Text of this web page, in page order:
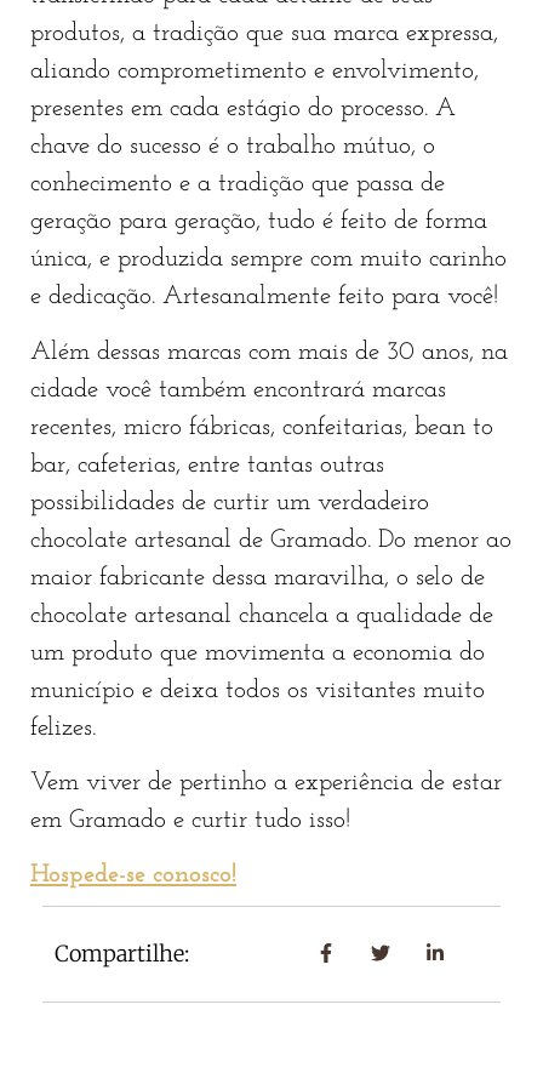
produtos, a tradição que sua marca expressa,
aliando comprometimento e envolvimento,
presentes em cada estágio do processo. A
chave do sucesso é o trabalho mútuo, o
conhecimento e a tradição que passa de
geração para geração, tudo é feito de forma
única, e produzida sempre com muito carinho
e dedicação. Artesanalmente feito para você!
Além dessas marcas com mais de 30 anos, na
cidade você também encontrará marcas
recentes, micro fábricas, confeitarias, bean to
bar, cafeterias, entre tantas outras
possibilidades de curtir um verdadeiro
chocolate artesanal de Gramado. Do menor ao
maior fabricante dessa maravilha, o selo de
chocolate artesanal chancela a qualidade de
um produto que movimenta a economia do
município e deixa todos os visitantes muito
felizes.
Vem viver de pertinho a experiência de estar
em Gramado e curtir tudo isso!
Hospede-se conosco!
Compartilhe: